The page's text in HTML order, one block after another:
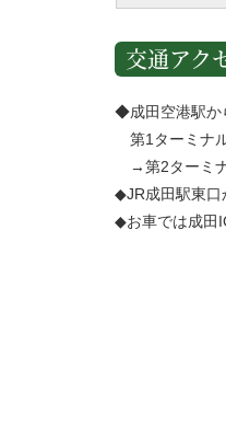
交通アク
◆成田空港駅か
第1ターミナ
→第2ターミ
◆JR成田駅東口
◆お車では成田